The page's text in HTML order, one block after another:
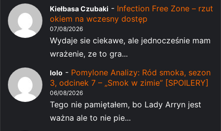
Kiełbasa Czubaki - Infection Free Zone – rzut
okiem na wczesny dostęp
07/08/2026
Wydaje sie ciekawe, ale jednocześnie mam
wrażenie, ze to gra...
lolo - Pomylone Analizy: Ród smoka, sezon
3, odcinek 7 – „Smok w zimie” [SPOILERY]
06/08/2026
Tego nie pamiętałem, bo Lady Arryn jest
ważna ale to nie pie...